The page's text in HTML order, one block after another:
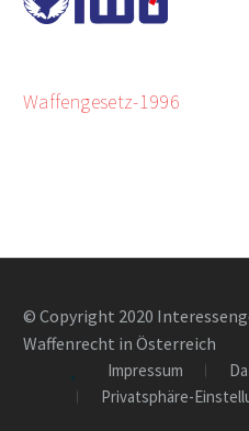
Waffengesetz-1996
© Copyright 2020
Waffenrecht in Österreich
Impressum
Privatsphäre-